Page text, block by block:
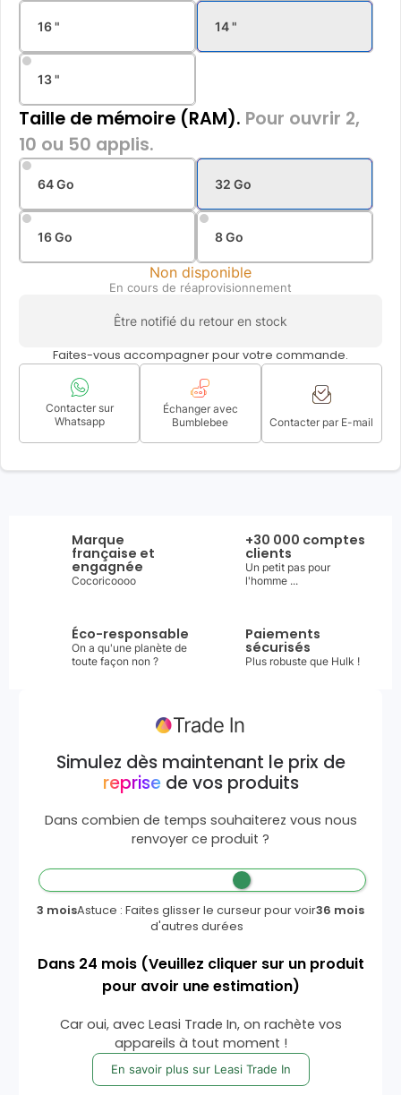
16 " 14 "
13 "
Taille de mémoire (RAM). Pour ouvrir 2,
10 ou 50 applis.
64 Go 32 Go
16 Go 8 Go
Non disponible
En cours de réaprovisionnement
Être notifié du retour en stock
Faites-vous accompagner pour votre commande.
Contacter sur
Whatsapp
Échanger avec
Bumblebee
Contacter par E-mail
Marque
française et
engagnée
Cocoricoooo
+30 000 comptes
clients
Un petit pas pour
l'homme ...
Éco-responsable
On a qu'une planète de
toute façon non ?
Paiements
sécurisés
Plus robuste que Hulk !
Simulez dès maintenant le prix de
reprisede vos produits
Dans combien de temps souhaiterez vous nous
renvoyer ce produit ?
3 moisAstuce : Faites glisser le curseur pour voir
d'autres durées
36 mois
Dans 24 mois (Veuillez cliquer sur un produit
pour avoir une estimation)
Car oui, avec Leasi Trade In, on rachète vos
appareils à tout moment !
En savoir plus sur Leasi Trade In